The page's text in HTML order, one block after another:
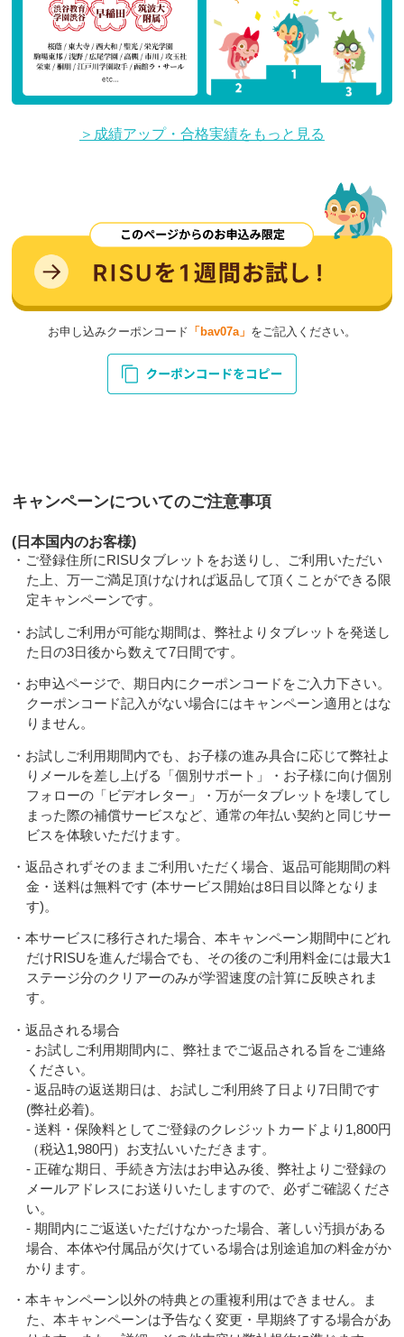
＞成績アップ・合格実績をもっと見る
お申し込みクーポンコード 「bav07a」 をご記入ください。
キャンペーンについてのご注意事項
(日本国内のお客様)
・ご登録住所にRISUタブレットをお送りし、ご利用いただい
た上、万一ご満足頂けなければ返品して頂くことができる限
定キャンペーンです。
・お試しご利用が可能な期間は、弊社よりタブレットを発送し
た日の3日後から数えて7日間です。
・お申込ページで、期日内にクーポンコードをご入力下さい。
クーポンコード記入がない場合にはキャンペーン適用とはな
りません。
・お試しご利用期間内でも、お子様の進み具合に応じて弊社よ
りメールを差し上げる「個別サポート」・お子様に向け個別
フォローの「ビデオレター」・万が一タブレットを壊してし
まった際の補償サービスなど、通常の年払い契約と同じサー
ビスを体験いただけます。
・返品されずそのままご利用いただく場合、返品可能期間の料
金・送料は無料です (本サービス開始は8日目以降となりま
す)。
・本サービスに移行された場合、本キャンペーン期間中にどれ
だけRISUを進んだ場合でも、その後のご利用料金には最大1
ステージ分のクリアーのみが学習速度の計算に反映されま
す。
・返品される場合
- お試しご利用期間内に、弊社までご返品される旨をご連絡
ください。
- 返品時の返送期日は、お試しご利用終了日より7日間です
(弊社必着)。
- 送料・保険料としてご登録のクレジットカードより1,800円
（税込1,980円）お支払いいただきます。
- 正確な期日、手続き方法はお申込み後、弊社よりご登録の
メールアドレスにお送りいたしますので、必ずご確認くださ
い。
- 期間内にご返送いただけなかった場合、著しい汚損がある
場合、本体や付属品が欠けている場合は別途追加の料金がか
かります。
・本キャンペーン以外の特典との重複利用はできません。ま
た、本キャンペーンは予告なく変更・早期終了する場合があ